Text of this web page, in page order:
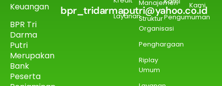
Keuangan
BPR Tri
Darma
Putri
Merupakan
Bank
Peserta
bpr_tridarmaputri@yahoo.co.id
Layanan
Manajemen
Struktur
Organisasi
Penghargaan
Riplay
Umum
Pengumuman
Kami